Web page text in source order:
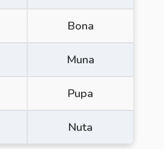
Bona
Muna
Pupa
Nuta